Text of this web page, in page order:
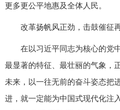
更多更公平地惠及全体人民。
改革扬帆风正劲，击鼓催征
在以习近平同志为核心的党
最显著的特征、最壮丽的气象，
未来，以一往无前的奋斗姿态把
进，就一定能为中国式现代化注